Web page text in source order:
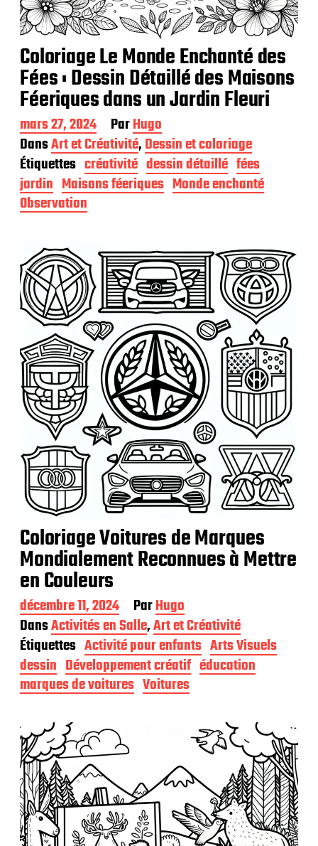
Coloriage Le Monde Enchanté des
Fées : Dessin Détaillé des Maisons
Féeriques dans un Jardin Fleuri
D
a
t
e
d
e
p
i
c
a
t
n
mars 27, 2024 ParHugo
DansArt et Créativité,Dessin et coloriage
Étiquettes créativité dessin détaillé fées
jardin Maisons féeriques Monde enchanté
Observation
Coloriage Voitures de Marques
Mondialement Reconnues à Mettre
en Couleurs
D
a
t
e
d
e
p
l
i
c
a
t
i
o
n
décembre 11, 2024 ParHugo
DansActivités en Salle,Art et Créativité
Étiquettes Activité pour enfants Arts Visuels
dessin Développement créatif éducation
marques de voitures Voitures